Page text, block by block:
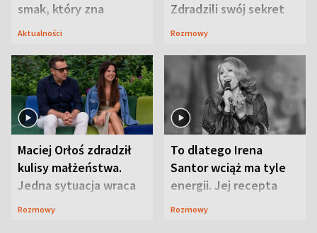
smak, który zna
Lubelszczyzna
Aktualności
Zdradzili swój sekret
Rozmowy
Maciej Orłoś zdradził
kulisy małżeństwa.
Jedna sytuacja wraca
jak bumerang
Rozmowy
To dlatego Irena
Santor wciąż ma tyle
energii. Jej recepta
jest zaskakująco
Rozmowy